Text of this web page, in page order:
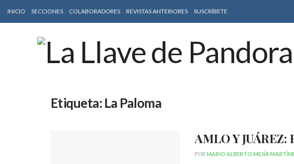
INICIO SECCIONES COLABORADORES REVISTAS ANTERIORES SUSCRÍBETE
Etiqueta: La Paloma
AMLO Y JUÁREZ:
POR MARIO ALBERTO MEJÍA